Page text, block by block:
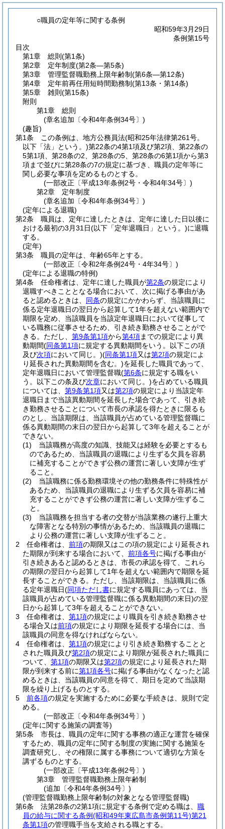
○職員の定年等に関する条例
昭和59年3月29日
条例第15号
目次
第1章
総則 (第1条)
第2章
定年制度(第2条―第5条)
第3章
管理監督職勤務上限年齢制(第6条―第12条)
第4章
定年前再任用短時間勤務制(第13条・第14条)
第5章
雑則 (第15条)
附則
第1章
総則
(章名追加〔令和4年条例34号〕)
(趣旨)
第1条
この条例は、地方公務員法(昭和25年法律第261号。
以下「法」という。)第22条の4第1項及び第2項、第22条の
5第1項、第28条の2、第28条の5、第28条の6第1項から第3
項まで並びに第28条の7の規定に基づき、職員の定年等に
関し必要な事項を定めるものとする。
(一部改正〔平成13年条例2号・令和4年34号〕)
第2章
定年制度
(章名追加〔令和4年条例34号〕)
(定年による退職)
第2条
職員は、定年に達したときは、定年に達した日以後に
おける最初の3月31日(以下「定年退職日」という。)に退職
する。
(定年)
第3条
職員の定年は、年齢65年とする。
(一部改正〔令和2年条例24号・4年34号〕)
(定年による退職の特例)
第4条
任命権者は、定年に達した職員が第2条の規定により
退職すべきこととなる場合において、次に掲げる事由があ
ると認めるときは、 同条の規定にかかわらず、当該職員に
係る定年退職日の翌日から起算して1年を超えない範囲内で
期限を定め、当該職員を当該定年退職日において従事して
いる職務に従事させるため、引き続き勤務させることがで
きる。 ただし、 第9条第1項から第4項までの規定により異
動期間(同条第1項に規定する異動期間をいう。以下この項
及び次項において同じ。)(同条第1項又は第2項の規定によ
り延長された異動期間を含む。)を延長した職員であって、
定年退職日において管理監督職(第6条に規定する職をい
う。以下この条及び次章において同じ。)を占めている職員
については、 第9条第1項又は第2項の規定により当該定年
退職日まで当該異動期間を延長した場合であって、引き続
き勤務させることについて市長の承認を得たときに限るも
のとし、当該期限は、当該職員が占めている管理監督職に
係る異動期間の末日の翌日から起算して3年を超えることが
できない。
(1)
当該職務が高度の知識、技能又は経験を必要とするも
のであるため、当該職員の退職により生ずる欠員を容易
に補充することができず公務の運営に著しい支障が生ず
ること。
(2)
当該職務に係る勤務環境その他の勤務条件に特殊性が
あるため、当該職員の退職により生ずる欠員を容易に補
充することができず公務の運営に著しい支障が生ずるこ
と。
(3)
当該職務を担当する者の交替が当該業務の遂行上重大
な障害となる特別の事情があるため、当該職員の退職に
より公務の運営に著しい支障が生ずること。
2
任命権者は、 前項の期限又はこの項の規定により延長され
た期限が到来する場合において、 前項各号に掲げる事由が
引き続きあると認めるときは、市長の承認を得て、これら
の期限の翌日から起算して1年を超えない範囲内で期限を延
長することができる。 ただし、当該期限は、当該職員に係
る定年退職日(同項ただし書に規定する職員にあっては、当
該職員が占めている管理監督職に係る異動期間の末日)の翌
日から起算して3年を超えることができない。
3
任命権者は、 第1項の規定により職員を引き続き勤務させ
る場合又は前項の規定により期限を延長する場合には、当
該職員の同意を得なければならない。
4
任命権者は、 第1項の規定により引き続き勤務することと
された職員及び第2項の規定により期限が延長された職員に
ついて、 第1項の期限又は第2項の規定により延長された期
限が到来する前に第1項各号に掲げる事由がなくなったと認
めるときは、当該職員の同意を得て、期日を定めて当該期
限を繰り上げるものとする。
5
前各項の規定を実施するために必要な手続きは、規則で定
める。
(一部改正〔令和4年条例34号〕)
(定年に関する施策の調査等)
第5条
市長は、職員の定年に関する事務の適正な運営を確保
するため、職員の定年に関する制度の実施に関する施策を
調査研究し、その権限に属する事務について適切な方策を
講ずるものとする。
(一部改正〔平成13年条例2号〕)
第3章
管理監督職勤務上限年齢制
(追加〔令和4年条例34号〕)
(管理監督職勤務上限年齢制の対象となる管理監督職)
第6条
法第28条の2第1項に規定する条例で定める職は、 職
員の給与に関する条例(昭和49年東広島市条例第11号)第21
条第1項の管理職手当を支給される職とする。